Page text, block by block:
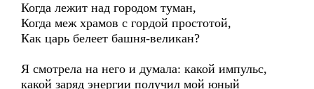
Когда лежит над городом туман,
Когда меж храмов с гордой простотой,
Как царь белеет башня-великан?
Я смотрела на него и думала: какой импульс,
какой заряд энергии получил мой юный